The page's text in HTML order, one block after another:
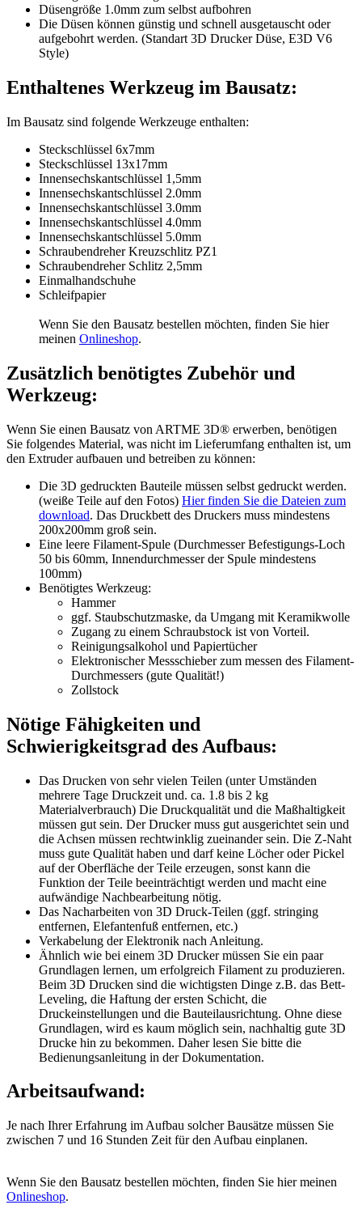
Düsengröße 1.0mm zum selbst aufbohren
Die Düsen können günstig und schnell ausgetauscht oder
aufgebohrt werden. (Standart 3D Drucker Düse, E3D V6
Style)
Enthaltenes Werkzeug im Bausatz:
Im Bausatz sind folgende Werkzeuge enthalten:
Steckschlüssel 6x7mm
Steckschlüssel 13x17mm
Innensechskantschlüssel 1,5mm
Innensechskantschlüssel 2.0mm
Innensechskantschlüssel 3.0mm
Innensechskantschlüssel 4.0mm
Innensechskantschlüssel 5.0mm
Schraubendreher Kreuzschlitz PZ1
Schraubendreher Schlitz 2,5mm
Einmalhandschuhe
Schleifpapier
Wenn Sie den Bausatz bestellen möchten, finden Sie hier
meinen Onlineshop.
Zusätzlich benötigtes Zubehör und
Werkzeug:
Wenn Sie einen Bausatz von ARTME 3D® erwerben, benötigen
Sie folgendes Material, was nicht im Lieferumfang enthalten ist, um
den Extruder aufbauen und betreiben zu können:
Die 3D gedruckten Bauteile müssen selbst gedruckt werden.
(weiße Teile auf den Fotos) Hier finden Sie die Dateien zum
download. Das Druckbett des Druckers muss mindestens
200x200mm groß sein.
Eine leere Filament-Spule (Durchmesser Befestigungs-Loch
50 bis 60mm, Innendurchmesser der Spule mindestens
100mm)
Benötigtes Werkzeug:
Hammer
ggf. Staubschutzmaske, da Umgang mit Keramikwolle
Zugang zu einem Schraubstock ist von Vorteil.
Reinigungsalkohol und Papiertücher
Elektronischer Messschieber zum messen des Filament-
Durchmessers (gute Qualität!)
Zollstock
Nötige Fähigkeiten und
Schwierigkeitsgrad des Aufbaus:
Das Drucken von sehr vielen Teilen (unter Umständen
mehrere Tage Druckzeit und. ca. 1.8 bis 2 kg
Materialverbrauch) Die Druckqualität und die Maßhaltigkeit
müssen gut sein. Der Drucker muss gut ausgerichtet sein und
die Achsen müssen rechtwinklig zueinander sein. Die Z-Naht
muss gute Qualität haben und darf keine Löcher oder Pickel
auf der Oberfläche der Teile erzeugen, sonst kann die
Funktion der Teile beeinträchtigt werden und macht eine
aufwändige Nachbearbeitung nötig.
Das Nacharbeiten von 3D Druck-Teilen (ggf. stringing
entfernen, Elefantenfuß entfernen, etc.)
Verkabelung der Elektronik nach Anleitung.
Ähnlich wie bei einem 3D Drucker müssen Sie ein paar
Grundlagen lernen, um erfolgreich Filament zu produzieren.
Beim 3D Drucken sind die wichtigsten Dinge z.B. das Bett-
Leveling, die Haftung der ersten Schicht, die
Druckeinstellungen und die Bauteilausrichtung. Ohne diese
Grundlagen, wird es kaum möglich sein, nachhaltig gute 3D
Drucke hin zu bekommen. Daher lesen Sie bitte die
Bedienungsanleitung in der Dokumentation.
Arbeitsaufwand:
Je nach Ihrer Erfahrung im Aufbau solcher Bausätze müssen Sie
zwischen 7 und 16 Stunden Zeit für den Aufbau einplanen.
Wenn Sie den Bausatz bestellen möchten, finden Sie hier meinen
Onlineshop.